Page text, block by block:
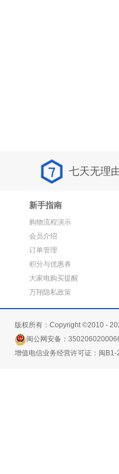
七天无理
新手指南
购物流程演示
会员介绍
订单管理
积分与优惠券
大家电购买提醒
万翔隐私政策
版权所有：Copyright ©2010 -
闽公网安备：
增值电信业务经营许可证：闽